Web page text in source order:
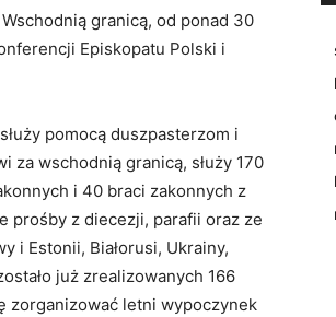
granicą, od ponad 30
Episkopatu Polski i
pomocą duszpasterzom i
za wschodnią granicą, służy 170
i 40 braci zakonnych z
prośby z diecezji, parafii oraz ze
i Estonii, Białorusi, Ukrainy,
już zrealizowanych 166
zorganizować letni wypoczynek